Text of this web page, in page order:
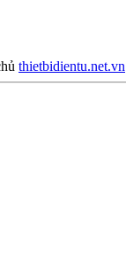
thietbidientu.net.vn